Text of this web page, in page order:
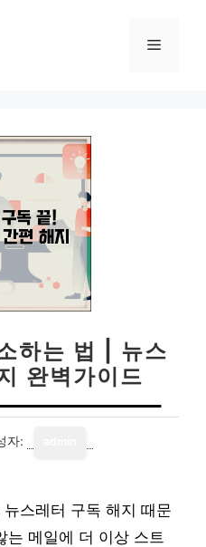
메
하는 법 | 뉴스
완벽가이드
자:
스레터 구독 해지 때문
는 메일에 더 이상 스트